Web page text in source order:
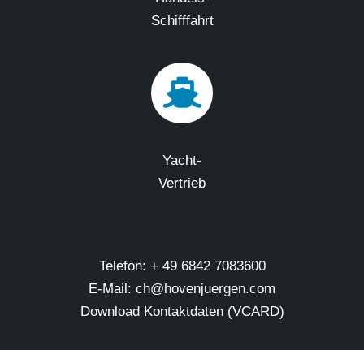
Schifffahrt
Yacht-
Vertrieb
Telefon: + 49 6842 7083600
E-Mail: ch@hovenjuergen.com
Download Kontaktdaten (VCARD)